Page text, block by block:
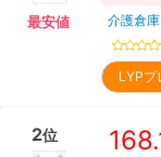
最安値 介護倉
LYP
2位